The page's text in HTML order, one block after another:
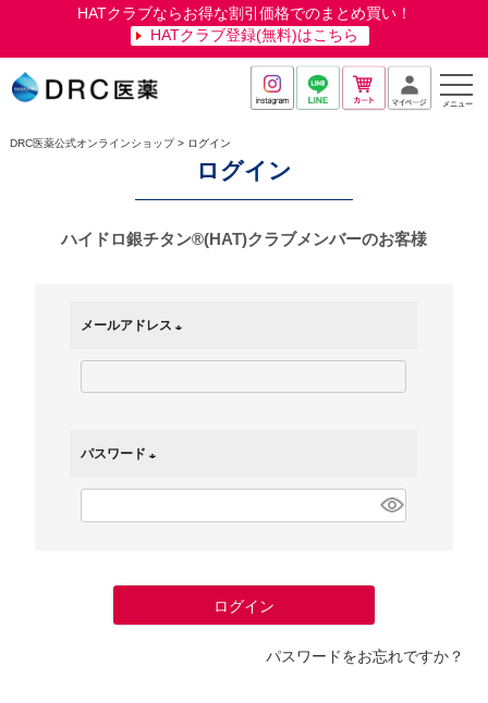
HATクラブならお得な割引価格でのまとめ買い！
HATクラブ登録(無料)はこちら
メニュー
DRC医薬公式オンラインショップ ログイン
ログイン
ハイドロ銀チタン®(HAT)クラブメンバーのお客様
メールアドレス
(
パスワード
(
ログイン
パスワードをお忘れですか？